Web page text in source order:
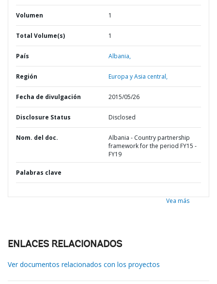
Volumen 1
Total Volume(s) 1
País Albania,
Región Europa y Asia central,
Fecha de divulgación 2015/05/26
Disclosure Status Disclosed
Nom. del doc.
Albania - Country partnership
framework for the period FY15 -
FY19
Palabras clave
Vea más
ENLACES RELACIONADOS
Ver documentos relacionados con los proyectos